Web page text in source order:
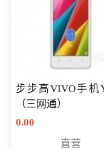
步步高VIVO手机
（三网通）
0.00
直营